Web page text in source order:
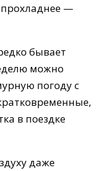
—
бывает
можно
погоду с
в поездке
даже